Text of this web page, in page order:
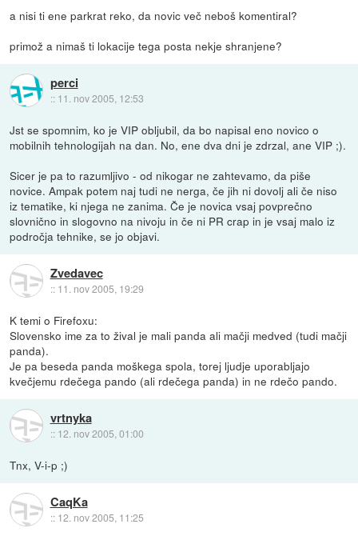
a nisi ti ene parkrat reko, da novic več neboš komentiral?
primož a nimaš ti lokacije tega posta nekje shranjene?
perci
:: 11. nov 2005, 12:53
Jst se spomnim, ko je VIP obljubil, da bo napisal eno novico o
mobilnih tehnologijah na dan. No, ene dva dni je zdrzal, ane VIP ;).
Sicer je pa to razumljivo - od nikogar ne zahtevamo, da piše
novice. Ampak potem naj tudi ne nerga, če jih ni dovolj ali če niso
iz tematike, ki njega ne zanima. Če je novica vsaj povprečno
slovnično in slogovno na nivoju in če ni PR crap in je vsaj malo iz
področja tehnike, se jo objavi.
Zvedavec
:: 11. nov 2005, 19:29
K temi o Firefoxu:
Slovensko ime za to žival je mali panda ali mačji medved (tudi mačji
panda).
Je pa beseda panda moškega spola, torej ljudje uporabljajo
kvečjemu rdečega pando (ali rdečega panda) in ne rdečo pando.
vrtnyka
:: 12. nov 2005, 01:00
Tnx, V-i-p ;)
CaqKa
:: 12. nov 2005, 11:25